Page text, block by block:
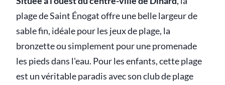
plage de Saint Énogat offre une belle largeur de
sable fin, idéale pour les jeux de plage, la
bronzette ou simplement pour une promenade
les pieds dans l'eau. Pour les enfants, cette plage
est un véritable paradis avec son club de plage